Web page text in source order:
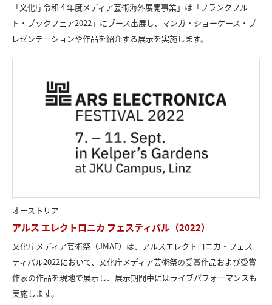
「文化庁令和４年度メディア芸術海外展開事業」は「フランクフル
ト・ブックフェア2022」にブース出展し、マンガ・ショーケース・プ
レゼンテーションや作品を紹介する展示を実施します。
オーストリア
アルス エレクトロニカ フェスティバル（2022）
文化庁メディア芸術祭（JMAF）は、アルスエレクトロニカ・フェス
ティバル2022において、文化庁メディア芸術祭の受賞作品および受賞
作家の作品を現地で展示し、展示期間中にはライブパフォーマンスも
実施します。